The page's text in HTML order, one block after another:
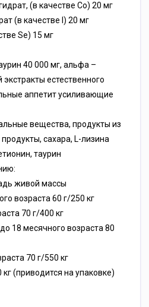
(в качестве Co) 20 мг
(в качестве I) 20 мг
Se) 15 мг
40 000 мг, альфа –
естественного
аппетит усиливающие
вещества, продукты из
сахара, L-лизина
таурин
живой массы
возраста 60 г/250 кг
70 г/400 кг
18 месячного возраста 80
70 г/550 кг
кг (приводится на упаковке)